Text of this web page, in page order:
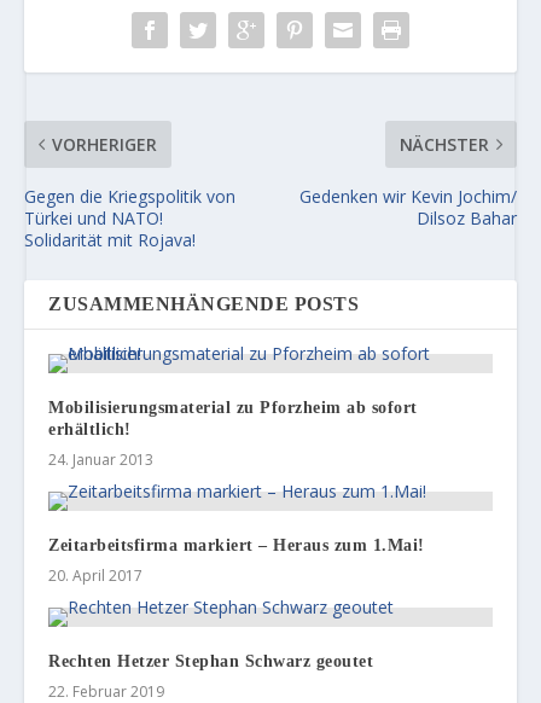
VORHERIGER
Gegen die Kriegspolitik von
Türkei und NATO!
Solidarität mit Rojava!
NÄCHSTER
Gedenken wir Kevin Jochim/
Dilsoz Bahar
ZUSAMMENHÄNGENDE POSTS
Mobilisierungsmaterial zu Pforzheim ab sofort
erhältlich!
24. Januar 2013
Zeitarbeitsfirma markiert – Heraus zum 1.Mai!
20. April 2017
Rechten Hetzer Stephan Schwarz geoutet
22. Februar 2019